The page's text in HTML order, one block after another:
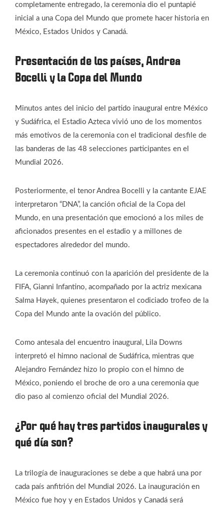
completamente entregado, la ceremonia dio el puntapié
inicial a una Copa del Mundo que promete hacer historia en
México, Estados Unidos y Canadá.
Presentación de los países, Andrea
Bocelli y la Copa del Mundo
Minutos antes del inicio del partido inaugural entre México
y Sudáfrica, el Estadio Azteca vivió uno de los momentos
más emotivos de la ceremonia con el tradicional desfile de
las banderas de las 48 selecciones participantes en el
Mundial 2026.
Posteriormente, el tenor Andrea Bocelli y la cantante EJAE
interpretaron “DNA”, la canción oficial de la Copa del
Mundo, en una presentación que emocionó a los miles de
aficionados presentes en el estadio y a millones de
espectadores alrededor del mundo.
La ceremonia continuó con la aparición del presidente de la
FIFA, Gianni Infantino, acompañado por la actriz mexicana
Salma Hayek, quienes presentaron el codiciado trofeo de la
Copa del Mundo ante la ovación del público.
Como antesala del encuentro inaugural, Lila Downs
interpretó el himno nacional de Sudáfrica, mientras que
Alejandro Fernández hizo lo propio con el himno de
México, poniendo el broche de oro a una ceremonia que
dio paso al comienzo oficial del Mundial 2026.
¿Por qué hay tres partidos inaugurales y
qué día son?
La trilogía de inauguraciones se debe a que habrá una por
cada país anfitrión del Mundial 2026. La inauguración en
México fue hoy y en Estados Unidos y Canadá será